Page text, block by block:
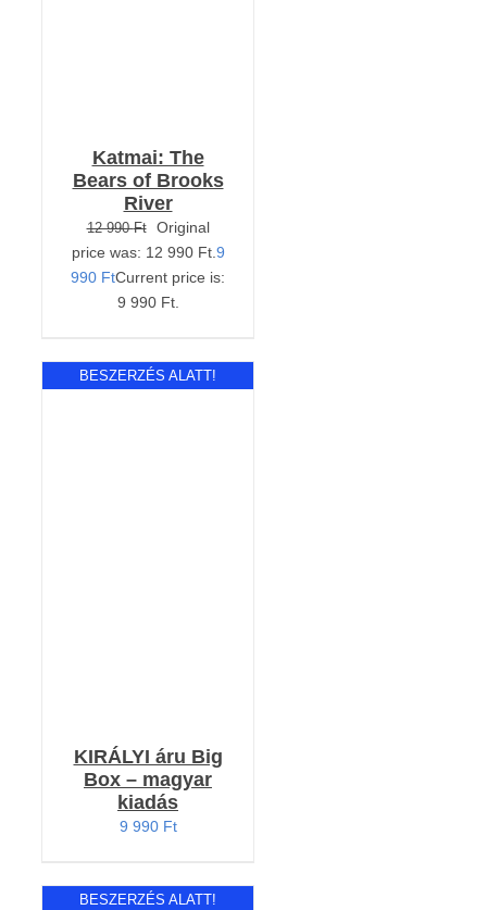
Katmai: The
Bears of Brooks
River
12 990Ft
Original
price was: 12 990 Ft. 9
990 FtCurrent price is:
9 990 Ft.
BESZERZÉS ALATT!
KIRÁLYI áru Big
Box – magyar
kiadás
9 990 Ft
BESZERZÉS ALATT!